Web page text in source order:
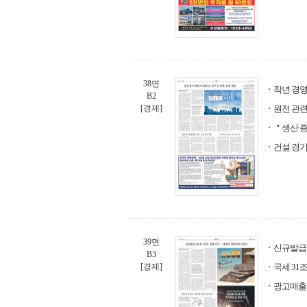
38면
B2
[경제]
작년 경
원전 관
＂생산
건설 경
39면
B3
[경제]
신규발
국세 31
광고매